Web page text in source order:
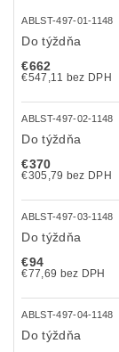
ABLST-497-01-1148
Do týždňa
€662
€547,11 bez DPH
ABLST-497-02-1148
Do týždňa
€370
€305,79 bez DPH
ABLST-497-03-1148
Do týždňa
€94
€77,69 bez DPH
ABLST-497-04-1148
Do týždňa